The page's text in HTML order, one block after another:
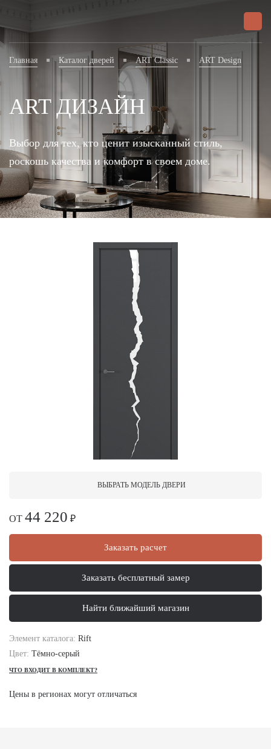
Главная Каталог дверей ART Classic ART Design
ART ДИЗАЙН
Выбор для тех, кто ценит изысканный стиль,
роскошь качества и комфорт в своем доме.
ВЫБРАТЬ МОДЕЛЬ ДВЕРИ
ОТ 44 220 ₽
Заказать расчет
Заказать бесплатный замер
Найти ближайший магазин
Элемент каталога: Rift
Цвет: Тёмно-серый
ЧТО ВХОДИТ В КОМПЛЕКТ?
Цены в регионах могут отличаться